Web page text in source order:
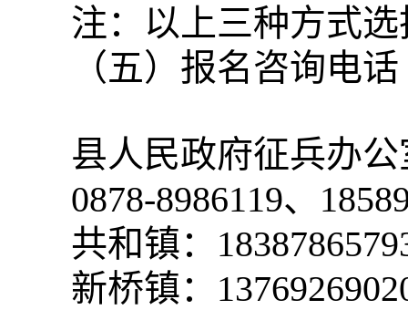
注：以上三种方式
（五）报名咨询电话
县人民政府征兵办公
0878-8986119、
共和镇：
新桥镇：